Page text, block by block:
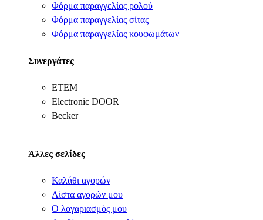
Φόρμα παραγγελίας ρολού
Φόρμα παραγγελίας σίτας
Φόρμα παραγγελίας κουφωμάτων
Συνεργάτες
ΕΤΕΜ
Electronic DOOR
Becker
Άλλες σελίδες
Καλάθι αγορών
Λίστα αγορών μου
Ο λογαριασμός μου